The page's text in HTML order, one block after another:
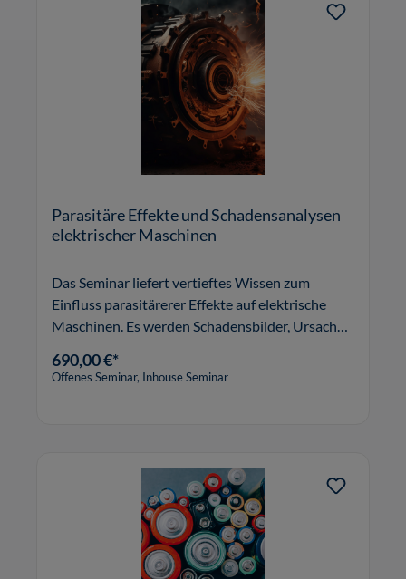
Parasitäre Effekte und Schadensanalysen
elektrischer Maschinen
Das Seminar liefert vertieftes Wissen zum
Einfluss parasitärerer Effekte auf elektrische
Maschinen. Es werden Schadensbilder, Ursachen
690,00 €*
Offenes Seminar, Inhouse Seminar